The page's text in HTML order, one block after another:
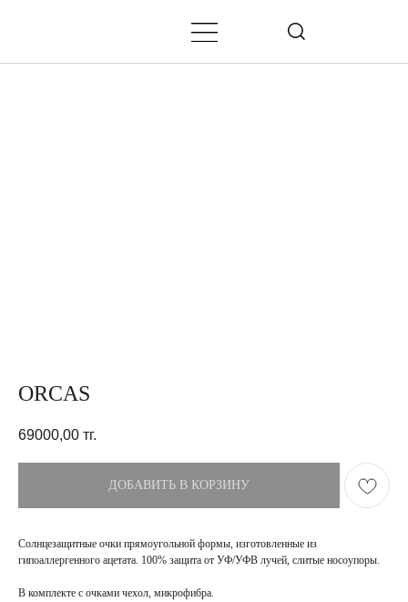
ORCAS
69000,00 тг.
ДОБАВИТЬ В КОРЗИНУ
Солнцезащитные очки прямоугольной формы, изготовленные из
гипоаллергенного ацетата. 100% защита от УФ/УФВ лучей, слитые носоупоры.
В комплекте с очками чехол, микрофибра.